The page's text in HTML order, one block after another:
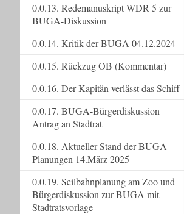
0.0.13. Redemanuskript WDR 5 zur
BUGA-Diskussion
0.0.14. Kritik der BUGA 04.12.2024
0.0.15. Rückzug OB (Kommentar)
0.0.16. Der Kapitän verlässt das Schiff
0.0.17. BUGA-Bürgerdiskussion
Antrag an Stadtrat
0.0.18. Aktueller Stand der BUGA-
Planungen 14.März 2025
0.0.19. Seilbahnplanung am Zoo und
Bürgerdiskussion zur BUGA mit
Stadtratsvorlage